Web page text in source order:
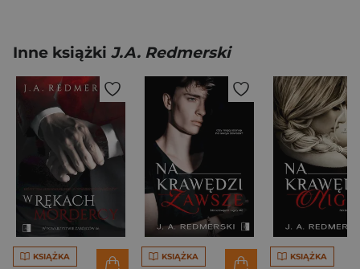
Inne książki J.A. Redmerski
KSIĄŻKA KSIĄŻKA KSIĄŻKA